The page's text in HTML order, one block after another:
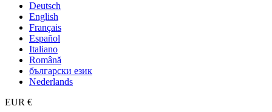
Deutsch
English
Français
Español
Italiano
Română
български език
Nederlands
EUR €